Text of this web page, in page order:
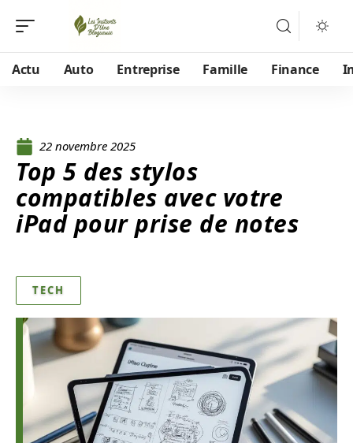
Actu Auto Entreprise Famille Finance
22 novembre 2025
Top 5 des stylos
compatibles avec votre
iPad pour prise de notes
TECH